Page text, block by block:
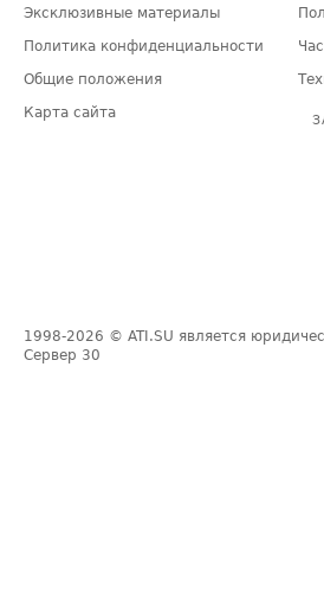
Эксклюзивные материалы
Политика конфиденциальности
Общие положения
Карта сайта
1998-2026 © ATI.SU является
Сервер 30